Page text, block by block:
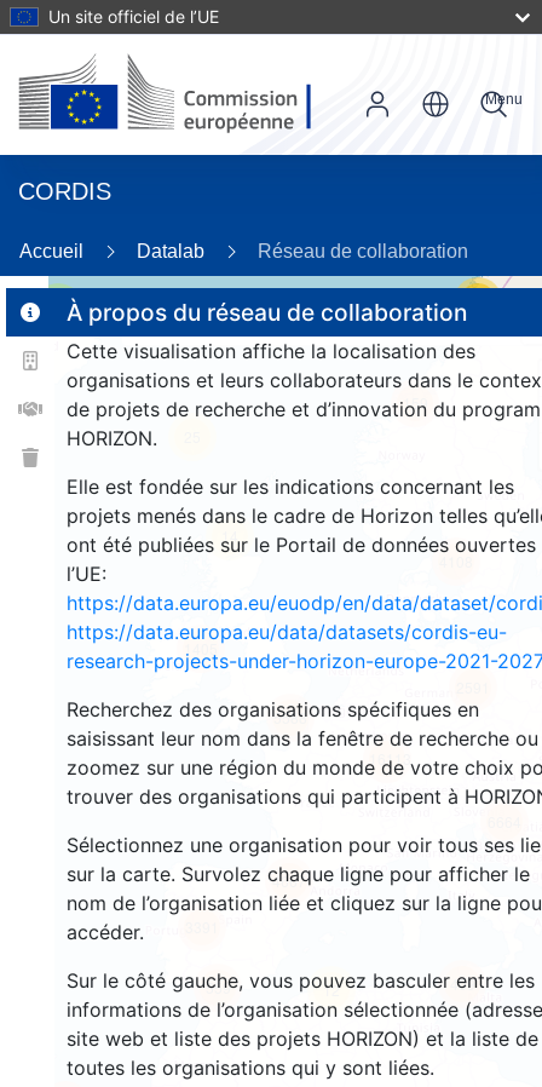
Un site officiel de l’UE
CORDIS
Menu
Accueil Datalab Réseau de collaboration
À propos du réseau de collaboration
Cette visualisation affiche la localisation des
organisations et leurs collaborateurs dans le
de projets de recherche et d’innovation du
HORIZON.
Elle est fondée sur les indications concernant les
projets menés dans le cadre de Horizon telles
ont été publiées sur le Portail de données ouvertes
l’UE:
https://data.europa.eu/euodp/en/data/dataset/
https://data.europa.eu/data/datasets/cordis-eu-
research-projects-under-horizon-europe-2021-2027
Recherchez des organisations spécifiques en
saisissant leur nom dans la fenêtre de recherche ou
zoomez sur une région du monde de votre choix
trouver des organisations qui participent à
Sélectionnez une organisation pour voir tous ses
sur la carte. Survolez chaque ligne pour afficher le
nom de l’organisation liée et cliquez sur la ligne
accéder.
Sur le côté gauche, vous pouvez basculer entre les
informations de l’organisation sélectionnée
site web et liste des projets HORIZON) et la liste de
toutes les organisations qui y sont liées.
559 12 409
159
4667
5588
16113